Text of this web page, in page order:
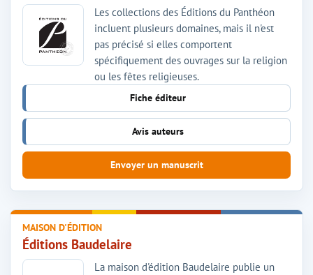
MAISON D'ÉDITION
Éditions Baudelaire
La maison d'édition Baudelaire publie un
Les collections des Éditions du Panthéon
incluent plusieurs domaines, mais il n'est
pas précisé si elles comportent
spécifiquement des ouvrages sur la religion
ou les fêtes religieuses.
Fiche éditeur
Avis auteurs
Envoyer un manuscrit